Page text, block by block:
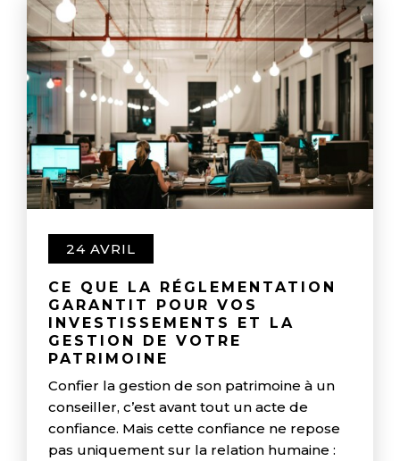
24 AVRIL
CE QUE LA RÉGLEMENTATION
GARANTIT POUR VOS
INVESTISSEMENTS ET LA
GESTION DE VOTRE
PATRIMOINE
Confier la gestion de son patrimoine à un
conseiller, c’est avant tout un acte de
confiance. Mais cette confiance ne repose
pas uniquement sur la relation humaine :